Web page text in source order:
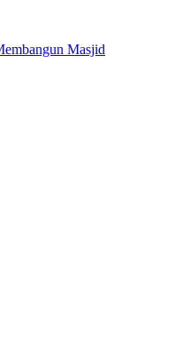
Masjid